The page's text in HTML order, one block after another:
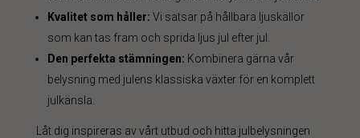
Kvalitet som håller: Vi satsar på hållbara ljuskällor
som kan tas fram och sprida ljus jul efter jul.
Den perfekta stämningen: Kombinera gärna vår
belysning med julens klassiska växter för en komplett
julkänsla.
Låt dig inspireras av vårt utbud och hitta julbelysningen